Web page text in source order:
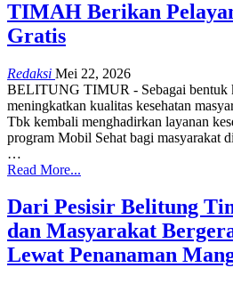
TIMAH Berikan
Gratis
Redaksi Mei 22, 2026
BELITUNG TIMUR - Sebagai bentuk
meningkatkan kualitas kesehatan
Tbk kembali menghadirkan layanan
program Mobil Sehat bagi masyarakat
…
Read More...
Dari Pesisir Belitung
dan Masyarakat
Lewat Penanaman